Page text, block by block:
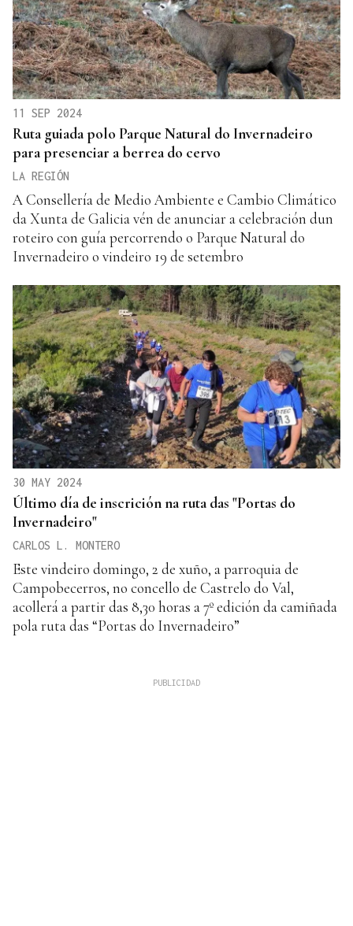
11 SEP 2024
Ruta guiada polo Parque Natural do Invernadeiro
para presenciar a berrea do cervo
LA REGIÓN
A Consellería de Medio Ambiente e Cambio Climático
da Xunta de Galicia vén de anunciar a celebración dun
roteiro con guía percorrendo o Parque Natural do
Invernadeiro o vindeiro 19 de setembro
30 MAY 2024
Último día de inscrición na ruta das "Portas do
Invernadeiro"
CARLOS L. MONTERO
Este vindeiro domingo, 2 de xuño, a parroquia de
Campobecerros, no concello de Castrelo do Val,
acollerá a partir das 8,30 horas a 7º edición da camiñada
pola ruta das “Portas do Invernadeiro”